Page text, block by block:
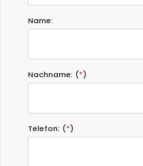
Name:
Nachname: (*)
Telefon: (*)